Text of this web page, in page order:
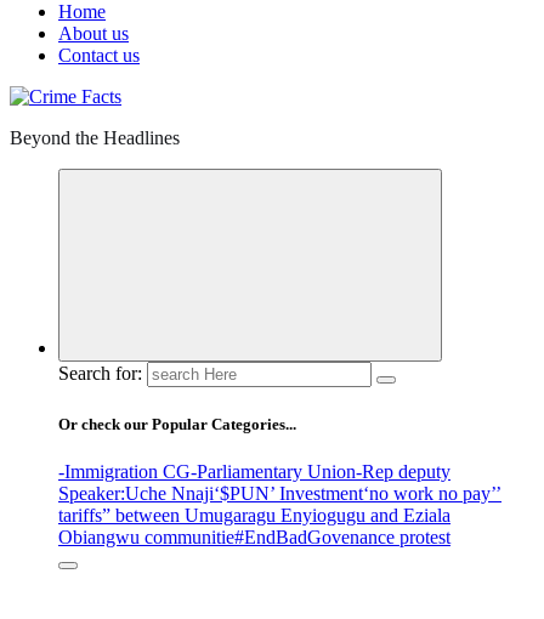
Home
About us
Contact us
Beyond the Headlines
Search for:
Or check our Popular Categories...
-Immigration CG-Parliamentary Union-Rep deputy
Speaker:Uche Nnaji‘$PUN’ Investment‘no work no pay’’
tariffs” between Umugaragu Enyiogugu and Eziala
Obiangwu communitie#EndBadGovenance protest